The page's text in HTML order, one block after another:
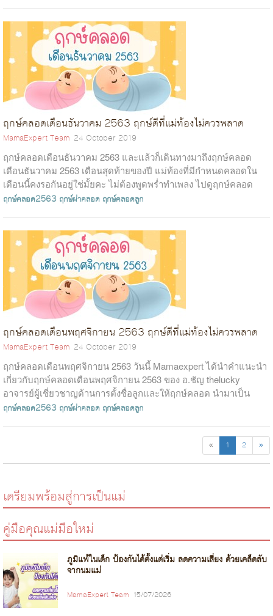
ฤกษ์คลอดเดือนธันวาคม 2563 ฤกษ์ดีที่แม่ท้องไม่ควรพลาด
MamaExpert Team 24 October 2019
ฤกษ์คลอดเดือนธันวาคม 2563 และแล้วก็เดินทางมาถึงฤกษ์คลอด
เดือนธันวาคม 2563 เดือนสุดท้ายของปี แม่ท้องที่มีกำหนดคลอดใน
เดือนนี้คงรอกันอยู่ใช่มั้ยคะ ไม่ต้องพูดพร่ำทำเพลง ไปดูฤกษ์คลอด
เดือนธันวาคม 2563 จาก...
ฤกษ์คลอด2563 ฤกษ์ผ่าคลอด ฤกษ์คลอดลูก
ฤกษ์คลอดเดือนพฤศจิกายน 2563 ฤกษ์ดีที่แม่ท้องไม่ควรพลาด
MamaExpert Team 24 October 2019
ฤกษ์คลอดเดือนพฤศจิกายน 2563 วันนี้ Mamaexpert ได้นำคำแนะนำ
เกี่ยวกับฤกษ์คลอดเดือนพฤศจิกายน 2563 ของ อ.ชัญ thelucky
อาจารย์ผู้เชี่ยวชาญด้านการตั้งชื่อลูกและให้ฤกษ์คลอด นำมาเป็น
ข้อมูลเพื่อประกอบการตัด...
ฤกษ์คลอด2563 ฤกษ์ผ่าคลอด ฤกษ์คลอดลูก
« 1 2 »
เตรียมพร้อมสู่การเป็นแม่
คู่มือคุณแม่มือใหม่
ภูมิแพ้ในเด็ก ป้องกันได้ตั้งแต่เริ่ม ลดความเสี่ยง ด้วยเคล็ดลับ
จากนมแม่
MamaExpert Team 15/07/2026